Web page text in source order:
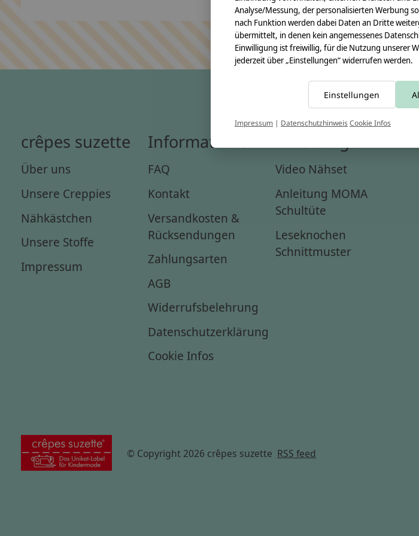
crêpes suzette
Über uns
Unsere Creppies
Nähkästchen
Unsere Stoffe
Impressum
Informationen
FAQ
Kontakt
Versandkosten &
Rücksendungen
Zahlungsarten
AGB
Widerrufsbelehrung
Datenschutzerklärung
Cookie Infos
Video Nähset
Anleitung MOMA
Schultüte
Leseknochen
Schnittmuster
© Copyright 2026 crêpes suzette RSS feed
Analyse/Messung, der personalisierten Werbung
nach Funktion werden dabei Daten an Dritte
übermittelt, in denen kein angemessenes
Einwilligung ist freiwillig, für die Nutzung unserer
jederzeit über „Einstellungen“ widerrufen werden.
Einstellungen
Impressum | DatenschutzhinweisCookie Infos